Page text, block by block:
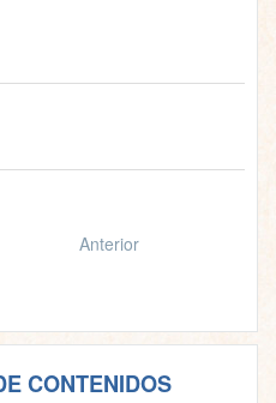
Anterior
CONTENIDOS